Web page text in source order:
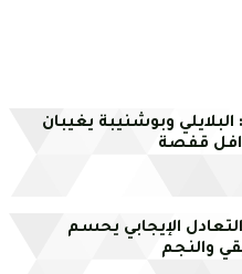
البلايلي وبوشنيبة يغيبان
قفصة
التعادل الإيجابي يحسم
والنجم